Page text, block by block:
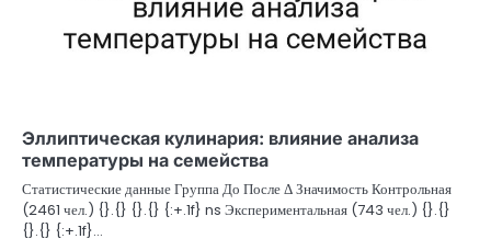
Эллиптическая кулинария: влияние анализа
температуры на семейства
Статистические данные Группа До После Δ Значимость Контрольная
(2461 чел.) {}.{} {}.{} {:+.1f} ns Экспериментальная (743 чел.) {}.{}
{}.{} {:+.1f}…